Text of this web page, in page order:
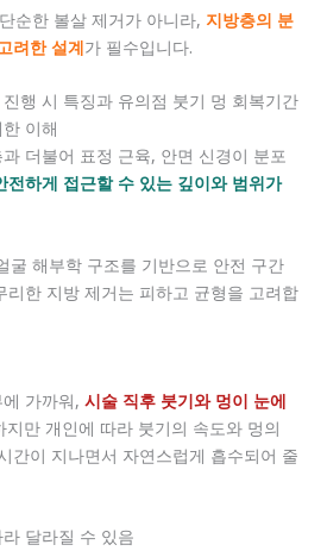
순한 볼살 제거가 아니라, 지방층의 분
려한 설계가 필수입니다.
행 시 특징과 유의점 붓기 멍 회복기간
이해
더불어 표정 근육, 안면 신경이 분포
전하게 접근할 수 있는 깊이와 범위가
굴 해부학 구조를 기반으로 안전 구간
리한 지방 제거는 피하고 균형을 고려합
가까워, 시술 직후 붓기와 멍이 눈에
지만 개인에 따라 붓기의 속도와 멍의
간이 지나면서 자연스럽게 흡수되어 줄
달라질 수 있음